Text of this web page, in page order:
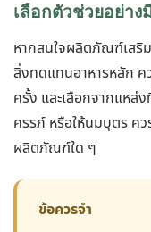
เลือกตัวช่วยอย่า
หากสนใจผลิตภัณฑ์เสริ
สิ่งทดแทนอาหารหลัก ค
ครั้ง และเลือกจากแหล่
ครรภ์ หรือให้นมบุตร ค
ผลิตภัณฑ์ใด ๆ
ข้อควรจำ